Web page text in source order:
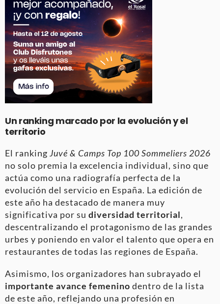
Un ranking marcado por la evolución y el
territorio
El ranking Juvé & Camps Top 100 Sommeliers 2026
no solo premia la excelencia individual, sino que
actúa como una radiografía perfecta de la
evolución del servicio en España. La edición de
este año ha destacado de manera muy
significativa por su diversidad territorial,
descentralizando el protagonismo de las grandes
urbes y poniendo en valor el talento que opera en
restaurantes de todas las regiones de España.
Asimismo, los organizadores han subrayado el
importante avance femenino dentro de la lista
de este año, reflejando una profesión en